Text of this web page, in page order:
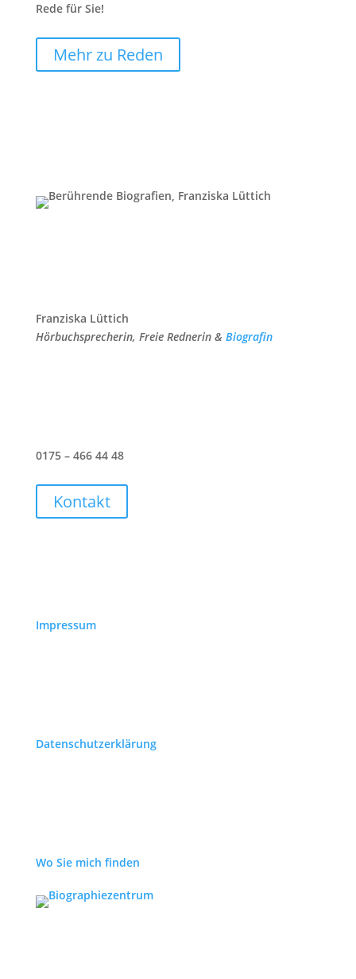
Rede für Sie!
Mehr zu Reden
Franziska Lüttich
Hörbuchsprecherin, Freie Rednerin & Biografin
0175 – 466 44 48
Kontakt
Impressum
Datenschutzerklärung
Wo Sie mich finden